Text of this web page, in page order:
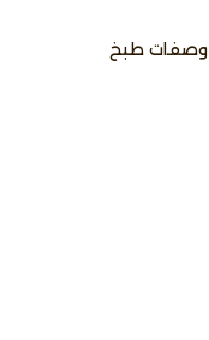
وصفات طبخ